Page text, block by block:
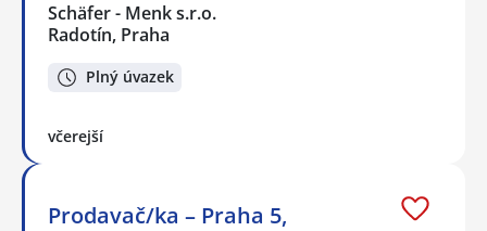
Schäfer - Menk s.r.o.
Radotín, Praha
Plný úvazek
včerejší
Prodavač/ka – Praha 5,